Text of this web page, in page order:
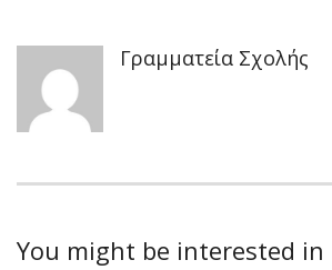
Γραμματεία Σχολής
You might be interested